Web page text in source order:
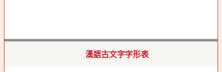
漢語古文字字形表